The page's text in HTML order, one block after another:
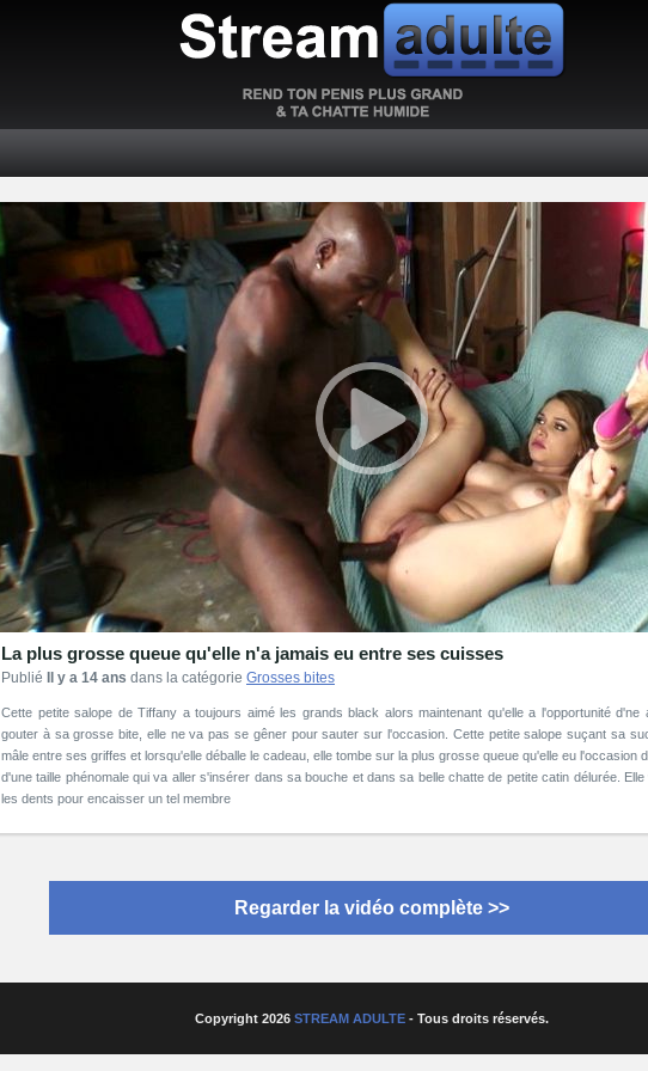
La plus grosse queue qu'elle n'a jamais eu entre ses cuisses
Publié Il y a 14 ans dans la catégorie Grosses bites
Cette petite salope de Tiffany a toujours aimé les grands black alors maintenant qu'elle a l'opportunité d'ne
gouter à sa grosse bite, elle ne va pas se gêner pour sauter sur l'occasion. Cette petite salope suçant sa
mâle entre ses griffes et lorsqu'elle déballe le cadeau, elle tombe sur la plus grosse queue qu'elle eu l'occasion
d'une taille phénomale qui va aller s'insérer dans sa bouche et dans sa belle chatte de petite catin délurée.
les dents pour encaisser un tel membre
Regarder la vidéo complète >>
Copyright 2026 STREAM ADULTE - Tous droits réservés.